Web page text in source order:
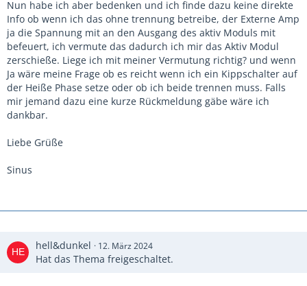
Nun habe ich aber bedenken und ich finde dazu keine direkte
Info ob wenn ich das ohne trennung betreibe, der Externe Amp
ja die Spannung mit an den Ausgang des aktiv Moduls mit
befeuert, ich vermute das dadurch ich mir das Aktiv Modul
zerschieße. Liege ich mit meiner Vermutung richtig? und wenn
Ja wäre meine Frage ob es reicht wenn ich ein Kippschalter auf
der Heiße Phase setze oder ob ich beide trennen muss. Falls
mir jemand dazu eine kurze Rückmeldung gäbe wäre ich
dankbar.
Liebe Grüße
Sinus
hell&dunkel 12. März 2024
Hat das Thema freigeschaltet.